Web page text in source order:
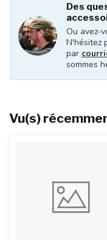
Des
Ou avez-
N'hésitez
par
sommes
Vu(s)